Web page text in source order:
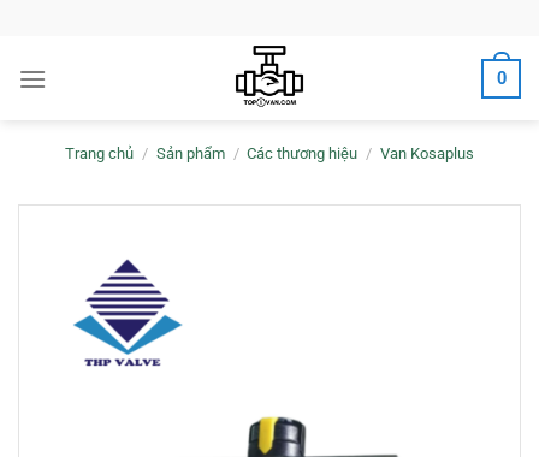
nội
0
Trang chủ / Sản phẩm / Các thương hiệu / Van Kosaplus